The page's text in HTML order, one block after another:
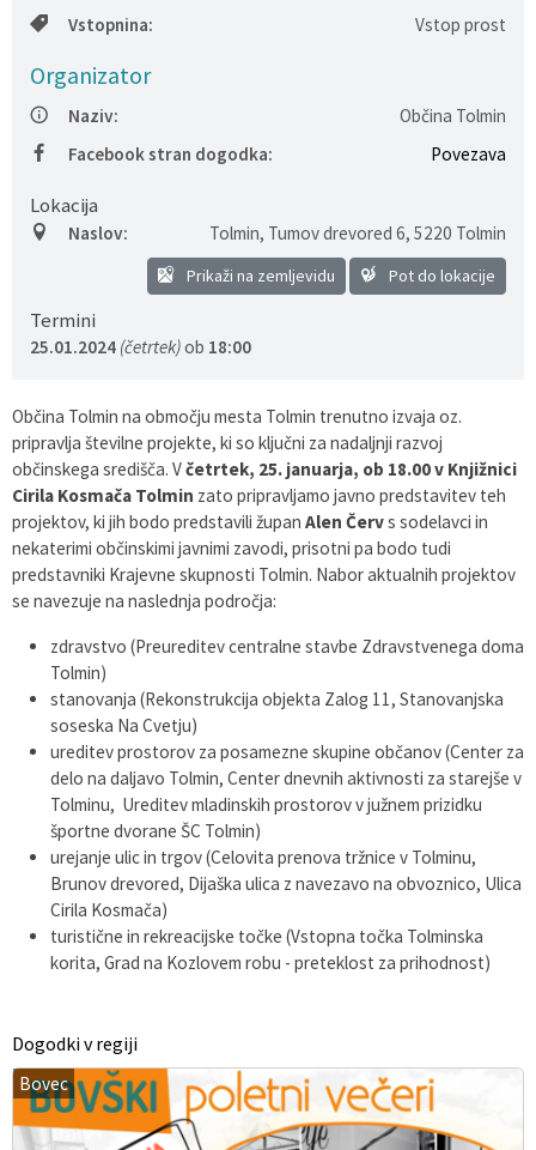
Vstopnina:
Vstop prost
Organizator
Naziv:
Občina Tolmin
Facebook stran dogodka:
Povezava
Lokacija
Naslov: Tolmin, Tumov drevored 6, 5220 Tolmin
Prikaži na zemljevidu Pot do lokacije
Termini
25.01.2024 (četrtek)ob 18:00
Občina Tolmin na območju mesta Tolmin trenutno izvaja oz.
pripravlja številne projekte, ki so ključni za nadaljnji razvoj
občinskega središča. Včetrtek, 25. januarja, ob 18.00 v Knjižnici
Cirila Kosmača Tolmin zato pripravljamo javno predstavitev teh
projektov, ki jih bodo predstavili župan Alen Červs sodelavci in
nekaterimi občinskimi javnimi zavodi, prisotni pa bodo tudi
predstavniki Krajevne skupnosti Tolmin. Nabor aktualnih projektov
se navezuje na naslednja področja:
zdravstvo (Preureditev centralne stavbe Zdravstvenega doma
Tolmin)
stanovanja (Rekonstrukcija objekta Zalog 11, Stanovanjska
soseska Na Cvetju)
ureditev prostorov za posamezne skupine občanov (Center za
delo na daljavo Tolmin, Center dnevnih aktivnosti za starejše v
Tolminu, Ureditev mladinskih prostorov v južnem prizidku
športne dvorane ŠC Tolmin)
urejanje ulic in trgov (Celovita prenova tržnice v Tolminu,
Brunov drevored, Dijaška ulica z navezavo na obvoznico, Ulica
Cirila Kosmača)
turistične in rekreacijske točke (Vstopna točka Tolminska
korita, Grad na Kozlovem robu - preteklost za prihodnost)
Dogodki v regiji
Bovec
Varstvo osebnih podatkov
Katalog informacij javnega značaja
Občinska volilna komisija
Svet za preventivo in vzgojo v cestnem prometu
Viri pomoči za področje duševnega zdravja
En Svet EKO sklad
Varuhov kotiček